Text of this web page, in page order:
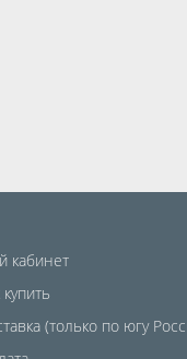
кабинет
купить
(только по югу